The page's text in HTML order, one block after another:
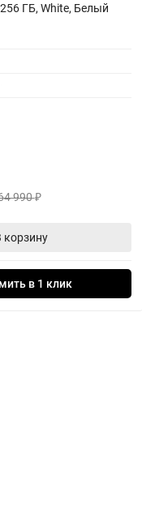
ГБ, White, Белый
990₽
корзину
в 1 клик